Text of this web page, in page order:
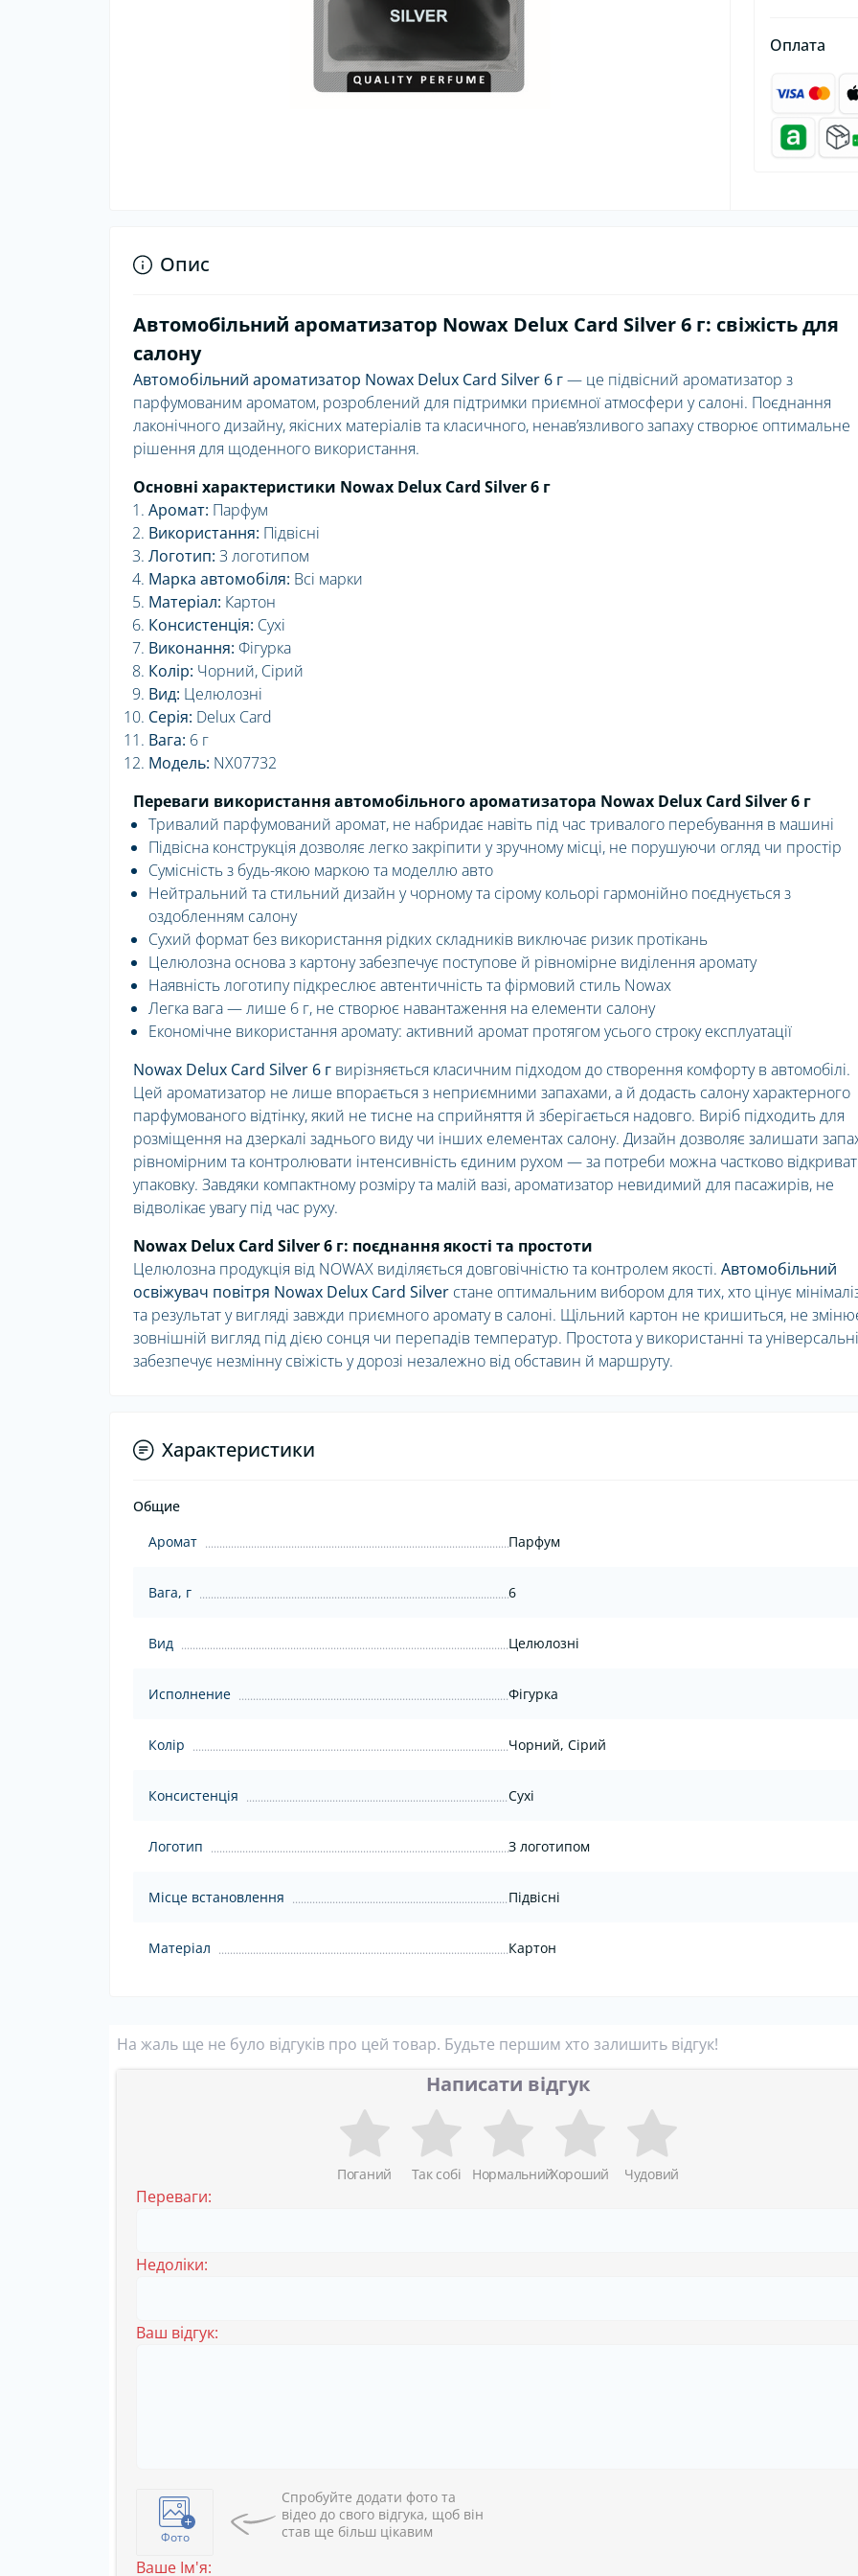
Оплата
Опис
Автомобільний ароматизатор Nowax Delux Card Silver 6 г: свіжість для
салону
Автомобільний ароматизатор Nowax Delux Card Silver 6 г— це підвісний ароматизатор з
парфумованим ароматом, розроблений для підтримки приємної атмосфери у салоні. Поєднання
лаконічного дизайну, якісних матеріалів та класичного, ненав’язливого запаху створює оптимальне
рішення для щоденного використання.
Основні характеристики Nowax Delux Card Silver 6 г
Аромат: Парфум
Використання: Підвісні
Логотип: З логотипом
Марка автомобіля: Всі марки
Матеріал: Картон
Консистенція: Сухі
Виконання: Фігурка
Колір: Чорний, Сірий
Вид: Целюлозні
Серія: Delux Card
Вага: 6 г
Модель: NX07732
Переваги використання автомобільного ароматизатора Nowax Delux Card Silver 6 г
Тривалий парфумований аромат, не набридає навіть під час тривалого перебування в машині
Підвісна конструкція дозволяє легко закріпити у зручному місці, не порушуючи огляд чи простір
Сумісність з будь-якою маркою та моделлю авто
Нейтральний та стильний дизайн у чорному та сірому кольорі гармонійно поєднується з
оздобленням салону
Сухий формат без використання рідких складників виключає ризик протікань
Целюлозна основа з картону забезпечує поступове й рівномірне виділення аромату
Наявність логотипу підкреслює автентичність та фірмовий стиль Nowax
Легка вага — лише 6 г, не створює навантаження на елементи салону
Економічне використання аромату: активний аромат протягом усього строку експлуатації
Nowax Delux Card Silver 6 г вирізняється класичним підходом до створення комфорту в автомобілі.
Цей ароматизатор не лише впорається з неприємними запахами, а й додасть салону характерного
парфумованого відтінку, який не тисне на сприйняття й зберігається надовго. Виріб підходить для
розміщення на дзеркалі заднього виду чи інших елементах салону. Дизайн дозволяє залишати
рівномірним та контролювати інтенсивність єдиним рухом — за потреби можна частково
упаковку. Завдяки компактному розміру та малій вазі, ароматизатор невидимий для пасажирів, не
відволікає увагу під час руху.
Nowax Delux Card Silver 6 г: поєднання якості та простоти
Целюлозна продукція від NOWAX виділяється довговічністю та контролем якості. Автомобільний
освіжувач повітря Nowax Delux Card Silver стане оптимальним вибором для тих, хто цінує
та результат у вигляді завжди приємного аромату в салоні. Щільний картон не кришиться, не
зовнішній вигляд під дією сонця чи перепадів температур. Простота у використанні та
забезпечує незмінну свіжість у дорозі незалежно від обставин й маршруту.
Характеристики
Общие
Аромат
Парфум
Вага, г 6
Вид Целюлозні
Исполнение Фігурка
Колір Чорний, Сірий
Консистенція Сухі
Логотип З логотипом
Місце встановлення Підвісні
Матеріал Картон
На жаль ще не було відгуків про цей товар. Будьте першим хто залишить відгук!
Написати відгук
Поганий Так собі НормальнийХороший Чудовий
Переваги:
Недоліки:
Ваш відгук:
Фото
Спробуйте додати фото та
відео до свого відгука, щоб він
став ще більш цікавим
Ваше Ім'я: